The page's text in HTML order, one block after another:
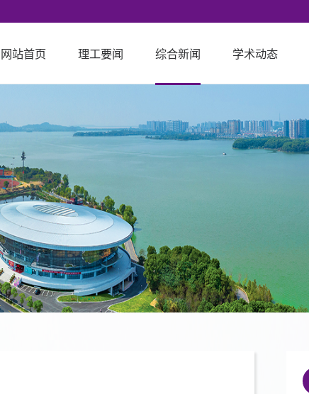
网站首页 理工要闻 综合新闻 学术动态